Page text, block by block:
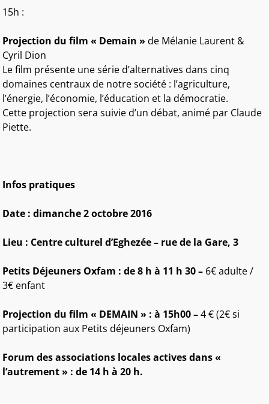
15h :
Projection du film « Demain » de Mélanie Laurent &
Cyril Dion
Le film présente une série d’alternatives dans cinq
domaines centraux de notre société : l’agriculture,
l’énergie, l’économie, l’éducation et la démocratie.
Cette projection sera suivie d’un débat, animé par Claude
Piette.
Infos pratiques
Date : dimanche 2 octobre 2016
Lieu : Centre culturel d’Eghezée – rue de la Gare, 3
Petits Déjeuners Oxfam : de 8 h à 11 h 30 – 6€ adulte /
3€ enfant
Projection du film « DEMAIN » : à 15h00 –4 € (2€ si
participation aux Petits déjeuners Oxfam)
Forum des associations locales actives dans «
l’autrement » : de 14 h à 20 h.